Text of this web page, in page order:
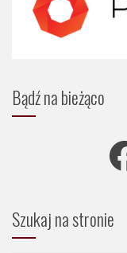
Bądź na bieżąco
Szukaj na stronie